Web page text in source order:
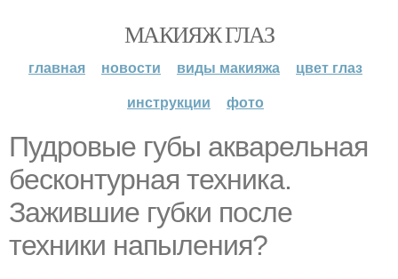
МАКИЯЖ ГЛАЗ
главная новости виды макияжа
цвет глаз
инструкции
фото
Пудровые губы акварельная
бесконтурная техника.
Зажившие губки после
техники напыления?